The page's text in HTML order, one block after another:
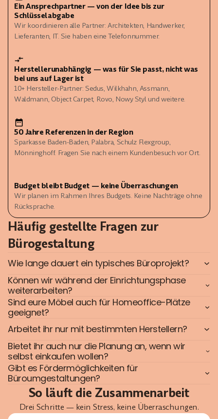
Ein Ansprechpartner — von der Idee bis zur
Schlüsselabgabe
Wir koordinieren alle Partner: Architekten, Handwerker,
Lieferanten, IT. Sie haben eine Telefonnummer.
Herstellerunabhängig — was für Sie passt, nicht was
bei uns auf Lager ist
10+ Hersteller-Partner: Sedus, Wilkhahn, Assmann,
Waldmann, Object Carpet, Rovo, Nowy Styl und weitere.
50 Jahre Referenzen in der Region
Sparkasse Baden-Baden, Palabra, Schulz Flexgroup,
Mönninghoff. Fragen Sie nach einem Kundenbesuch vor Ort.
Budget bleibt Budget — keine Überraschungen
Wir planen im Rahmen Ihres Budgets. Keine Nachträge ohne
Rücksprache.
Häufig gestellte Fragen zur
Bürogestaltung
Wie lange dauert ein typisches Büroprojekt?
Können wir während der Einrichtungsphase
weiterarbeiten?
Sind eure Möbel auch für Homeoffice-Plätze
geeignet?
Arbeitet ihr nur mit bestimmten Herstellern?
Bietet ihr auch nur die Planung an, wenn wir
selbst einkaufen wollen?
Gibt es Fördermöglichkeiten für
Büroumgestaltungen?
So läuft die Zusammenarbeit
Drei Schritte — kein Stress, keine Überraschungen.